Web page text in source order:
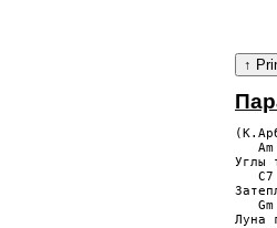
Am
Углы
C7
Gm
Луна